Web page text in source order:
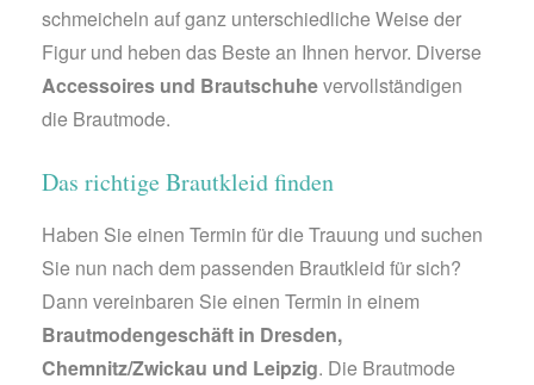
schmeicheln auf ganz unterschiedliche Weise der
Figur und heben das Beste an Ihnen hervor. Diverse
Accessoires und Brautschuhevervollständigen
die Brautmode.
Das richtige Brautkleid finden
Haben Sie einen Termin für die Trauung und suchen
Sie nun nach dem passenden Brautkleid für sich?
Dann vereinbaren Sie einen Termin in einem
Brautmodengeschäft in Dresden,
Chemnitz/Zwickau und Leipzig. Die Brautmode